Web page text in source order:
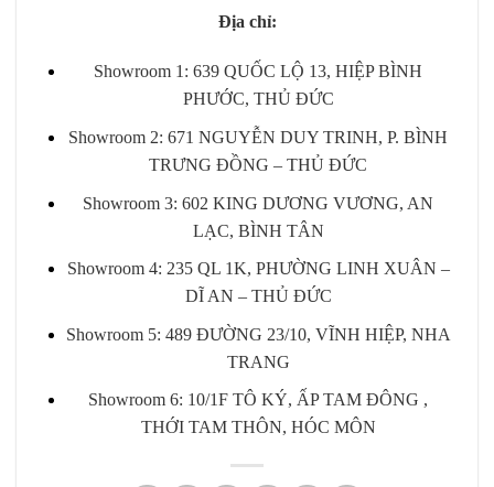
Địa chỉ:
Showroom 1: 639 QUỐC LỘ 13, HIỆP BÌNH
PHƯỚC, THỦ ĐỨC
Showroom 2: 671 NGUYỄN DUY TRINH, P. BÌNH
TRƯNG ĐỒNG – THỦ ĐỨC
Showroom 3: 602 KING DƯƠNG VƯƠNG, AN
LẠC, BÌNH TÂN
Showroom 4: 235 QL 1K, PHƯỜNG LINH XUÂN –
DĨ AN – THỦ ĐỨC
Showroom 5: 489 ĐƯỜNG 23/10, VĨNH HIỆP, NHA
TRANG
Showroom 6: 10/1F TÔ KÝ, ẤP TAM ĐÔNG ,
THỚI TAM THÔN, HÓC MÔN